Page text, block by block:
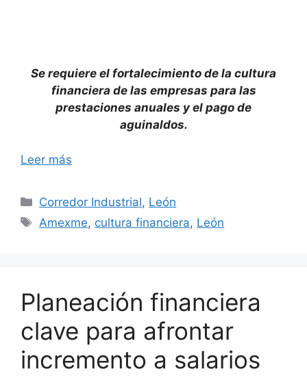
Se requiere el fortalecimiento de la cultura
financiera de las empresas para las
prestaciones anuales y el pago de
aguinaldos.
Leer más
Categorías
Corredor Industrial, León
Etiquetas
Amexme, cultura financiera, León
Planeación financiera
clave para afrontar
incremento a salarios